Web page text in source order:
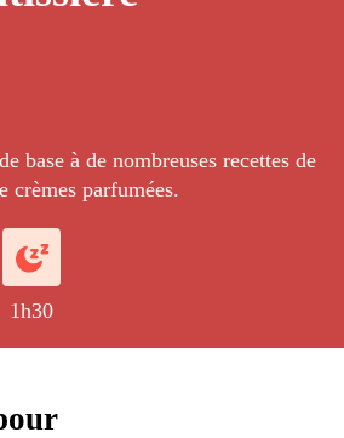
base à de nombreuses recettes de
crèmes parfumées.
1h30